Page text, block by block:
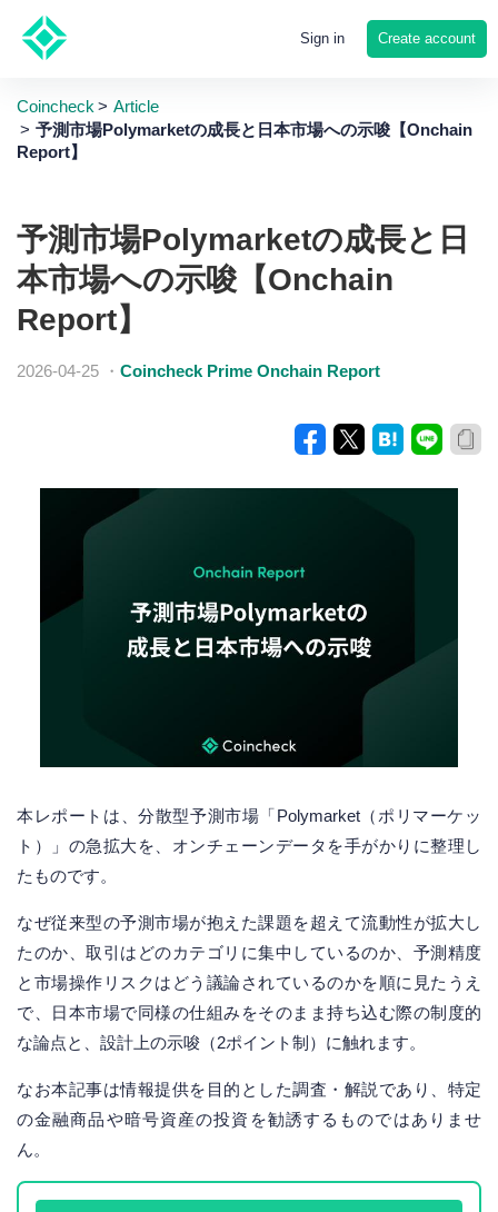
Sign in Create account
Coincheck
Article
予測市場Polymarketの成長と日本市場への示唆【Onchain
Report】
予測市場Polymarketの成長と日
本市場への示唆【Onchain
Report】
2026-04-25 ・ Coincheck Prime Onchain Report
本レポートは、分散型予測市場「Polymarket（ポリマーケッ
ト）」の急拡大を、オンチェーンデータを手がかりに整理し
たものです。
なぜ従来型の予測市場が抱えた課題を超えて流動性が拡大し
たのか、取引はどのカテゴリに集中しているのか、予測精度
と市場操作リスクはどう議論されているのかを順に見たうえ
で、日本市場で同様の仕組みをそのまま持ち込む際の制度的
な論点と、設計上の示唆（2ポイント制）に触れます。
なお本記事は情報提供を目的とした調査・解説であり、特定
の金融商品や暗号資産の投資を勧誘するものではありませ
ん。